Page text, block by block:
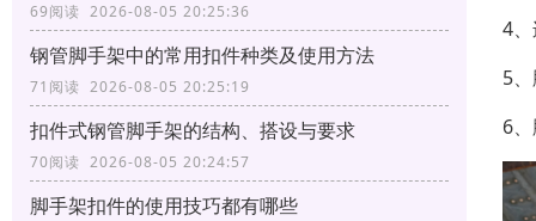
69阅读 2026-08-05 20:25:36
钢管脚手架中的常用扣件种类及使用方法
71阅读 2026-08-05 20:25:19
扣件式钢管脚手架的结构、搭设与要求
70阅读 2026-08-05 20:24:57
脚手架扣件的使用技巧都有哪些
4
5
6